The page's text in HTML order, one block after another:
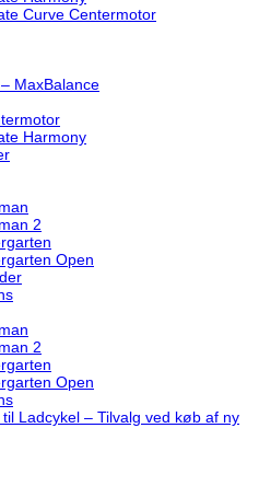
Curve Centermotor
MaxBalance
Harmony
2
Open
2
Open
Ladcykel – Tilvalg ved køb af ny